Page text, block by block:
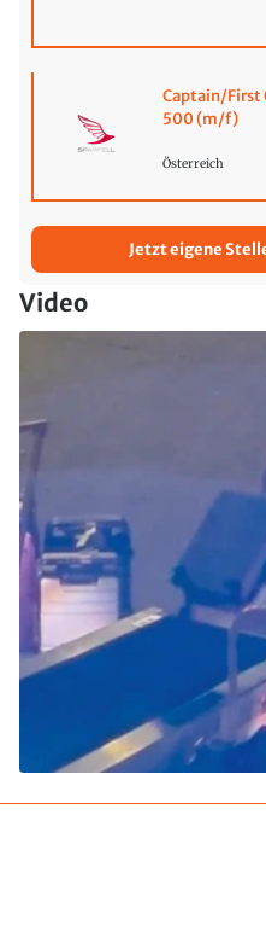
Captain/First
500 (m/f)
Österreich
Jetzt eigene
Video